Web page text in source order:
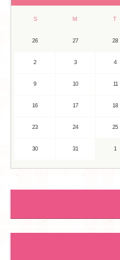
S M T
26 27 28
2 3 4
9 10 11
16 17 18
23 24 25
30 31 1